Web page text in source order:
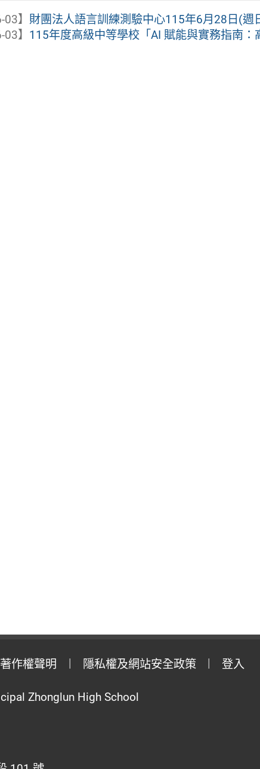
】 財團法人語言訓練測驗中心115年6月28日(週
】 115年度高級中等學校「AI 賦能與實務指南：
作權聲明 隱私權及網站安全政策 登入
Zhonglun High School